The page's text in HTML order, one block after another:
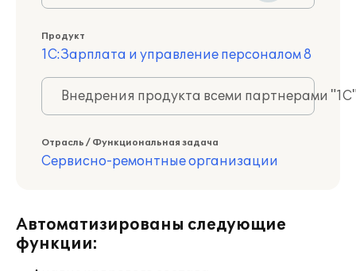
Продукт
1С:Зарплата и управление персоналом 8
Внедрения продукта всеми партнерами
Отрасль / Функциональная задача
Сервисно-ремонтные организации
Автоматизированы следующие
функции: